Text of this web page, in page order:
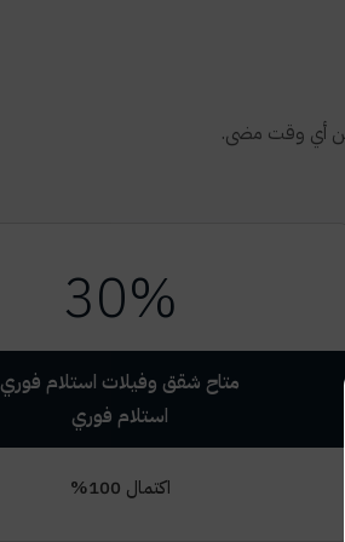
من أي وقت مضى.
30%
متاح شقق وفيلات استلام فوري
اكتمال 100%